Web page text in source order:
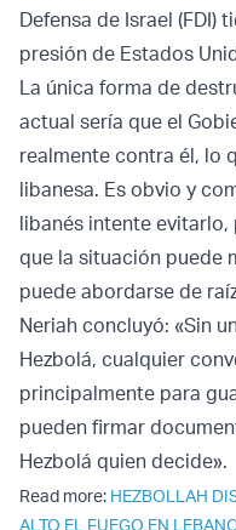
Defensa de Israel (FDI)
presión de Estados
La única forma de
actual sería que el
realmente contra él, lo
libanesa. Es obvio y
libanés intente
que la situación puede
puede abordarse de
Neriah concluyó: «Sin
Hezbolá, cualquier
principalmente para
pueden firmar
Hezbolá quien decide».
Read more: HEZBOLLAH
ALTO EL FUEGO EN